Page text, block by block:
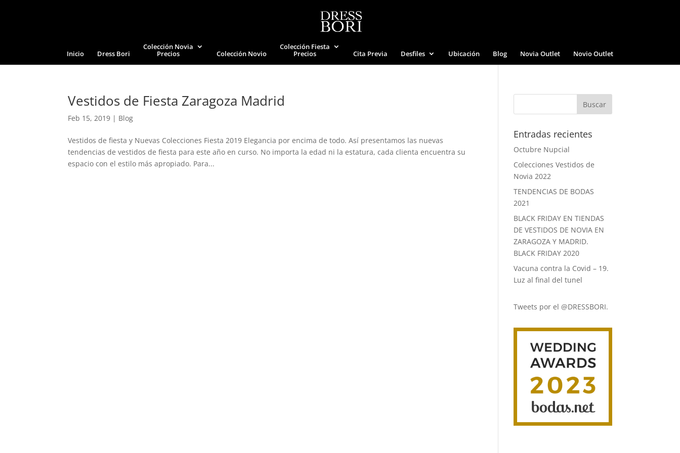
Inicio Dress Bori
Colección Novia
Precios Colección Novio
Colección Fiesta
Precios Cita Previa Desfiles Ubicación Blog Novia Outlet Novio Outlet
Vestidos de Fiesta Zaragoza Madrid
Feb 15, 2019 | Blog
Vestidos de fiesta y Nuevas Colecciones Fiesta 2019 Elegancia por encima de todo. Así presentamos las nuevas
tendencias de vestidos de fiesta para este año en curso. No importa la edad ni la estatura, cada clienta encuentra su
espacio con el estilo más apropiado. Para...
Entradas recientes
Octubre Nupcial
Colecciones Vestidos de
Novia 2022
TENDENCIAS DE BODAS
2021
BLACK FRIDAY EN TIENDAS
DE VESTIDOS DE NOVIA EN
ZARAGOZA Y MADRID.
BLACK FRIDAY 2020
Vacuna contra la Covid – 19.
Luz al final del tunel
Tweets por el @DRESSBORI.